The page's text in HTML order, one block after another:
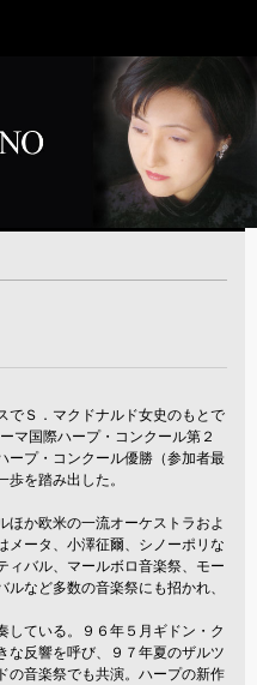
でＳ．マクドナルド女史のもとで
マ国際ハープ・コンクール第２
ープ・コンクール優勝（参加者最
を踏み出した。
ほか欧米の一流オーケストラおよ
メータ、小澤征爾、シノーポリな
ィバル、マールボロ音楽祭、モー
など多数の音楽祭にも招かれ、
している。９６年５月ギドン・ク
な反響を呼び、９７年夏のザルツ
の音楽祭でも共演。ハープの新作